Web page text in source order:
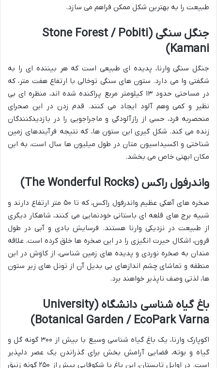
طبیعت را به بهترین شکل ممکن فراهم می سازد.
جنگل سنگی (Stone Forest / Pobiti
Kamani)
جنگل سنگی وارنا، پدیده ای طبیعی است که هر بیننده ای را به
شگفتی وا می دارد. ستون های سنگی توخالی با ارتفاع هفت متر، که
در مساحتی حدود ۱۳ کیلومتر مربع پراکنده شده اند، منظره ای بی
نظیر و کمی وهم آلود ایجاد می کنند. قدم زدن در این صحرای
منحصربه فرد، حسی از رازآلودگی و ماجراجویی را در بازدیدکنندگان
زنده می کند. شکل گیری این ستون ها، که نتیجه فرآیندهای زمین
شناختی و اکسیداسیون متان در طول میلیون ها سال است، به این
مکان ابهتی خاص می بخشد.
واندرفول راکس (The Wonderful Rocks)
صخره های آهکی عظیم واندرفول راکس، که تا ۵۰ متر ارتفاع دارند و
شبیه برج های قلعه ای باستانی خودنمایی می کنند، شاهکار دیگری
از طبیعت در نزدیکی وارنا هستند. فرسایش بادی و آبی در طول
قرون، اشکال حیرت انگیزی را در این صخره ها خلق کرده است. علاقه
مندان به صخره نوردی و پدیده های زمین شناسی، از کاوش در این
منطقه و تماشای چشم اندازهای بی بدیل آن از تونل های زیر ستون
ها، لذتی وصف ناپذیر خواهند برد.
باغ گیاه شناسی دانشگاه (University
Botanical Garden / EcoPark Varna)
اکوپارک وارنا، یک باغ گیاه شناسی وسیع با بیش از ۳۰۰ گونه گل و
گیاه و بوته، فضایی آرامش بخش برای گذراندن یک عصر دلپذیر
است. در اوایل تابستان، این باغ با شکوفایی بیش از ۲۵۰ گونه زنبق